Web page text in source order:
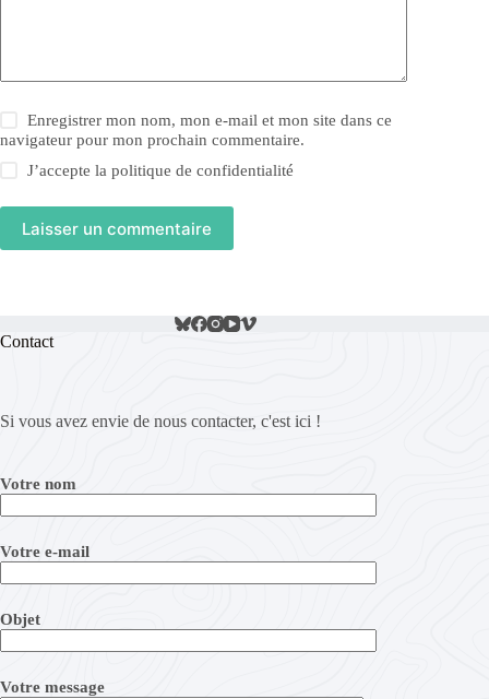
Enregistrer mon nom, mon e-mail et mon site dans ce
navigateur pour mon prochain commentaire.
J’accepte lapolitique de confidentialité
Laisser un commentaire
Contact
Si vous avez envie de nous contacter, c'est ici !
Votre nom
Votre e-mail
Objet
Votre message